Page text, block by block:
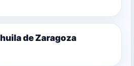
de Zaragoza